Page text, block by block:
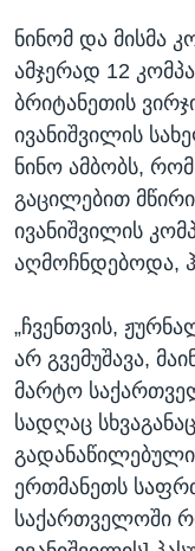
ნინომ და მისმა
ამჯერად 12
ბრიტანეთის
ივანიშვილის
ნინო ამბობს,
გაცილებით
ივანიშვილის
აღმოჩნდებოდა,
„ჩვენთვის,
არ გვემუშავა,
მარტო
სადღაც
გადანაწილებული
ერთმანეთს
საქართველოში